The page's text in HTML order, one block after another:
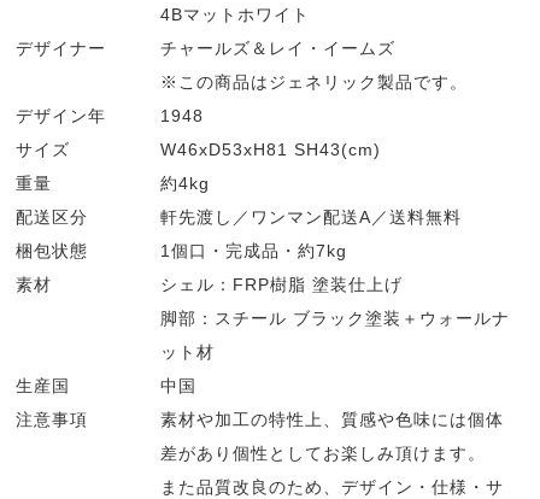
4Bマットホワイト
デザイナー
チャールズ＆レイ・イームズ
※この商品はジェネリック製品です。
デザイン年
1948
サイズ
W46xD53xH81 SH43(cm)
重量
約4kg
配送区分
軒先渡し／ワンマン配送A／送料無料
梱包状態
1個口・完成品・約7kg
素材
シェル：FRP樹脂 塗装仕上げ
脚部：スチール ブラック塗装＋ウォールナ
ット材
生産国
中国
注意事項
素材や加工の特性上、質感や色味には個体
差があり個性としてお楽しみ頂けます。
また品質改良のため、デザイン・仕様・サ